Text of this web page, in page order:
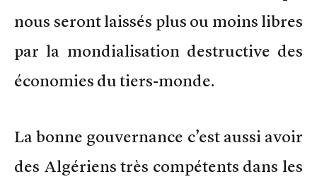
nous seront laissés plus ou moins libres
par la mondialisation destructive des
économies du tiers-monde.
La bonne gouvernance c’est aussi avoir
des Algériens très compétents dans les